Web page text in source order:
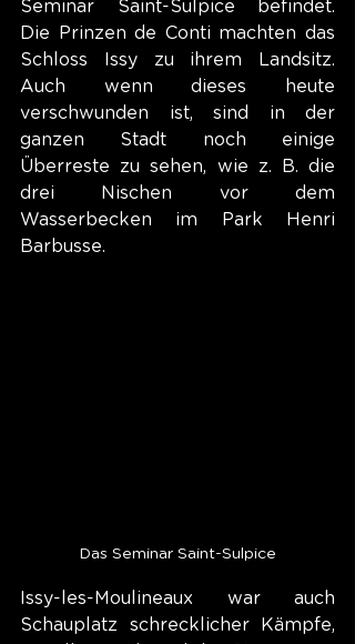
Seminar Saint-Sulpice befindet.
Die Prinzen de Conti machten das
Schloss Issy zu ihrem Landsitz.
Auch wenn dieses heute
verschwunden ist, sind in der
ganzen Stadt noch einige
Überreste zu sehen, wie z. B. die
drei Nischen vor dem
Wasserbecken im Park Henri
Barbusse.
Das Seminar Saint-Sulpice
Issy-les-Moulineaux war auch
Schauplatz schrecklicher Kämpfe,